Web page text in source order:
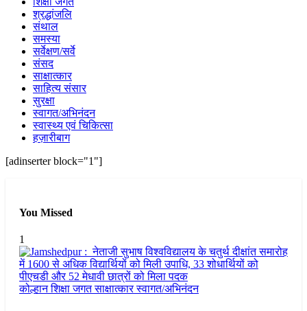
श्रद्धांजलि
संथाल
समस्या
सर्वेक्षण/सर्वे
संसद
साक्षात्कार
साहित्य संसार
सुरक्षा
स्वागत/अभिनंदन
स्वास्थ्य एवं चिकित्सा
हज़ारीबाग
[adinserter block="1"]
You Missed
1
कोल्हानशिक्षा जगतसाक्षात्कारस्वागत/अभिनंदन